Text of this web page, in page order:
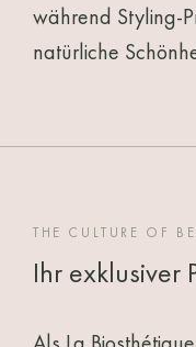
während Styling-
natürliche
THE CULTURE OF
Ihr exklusiver